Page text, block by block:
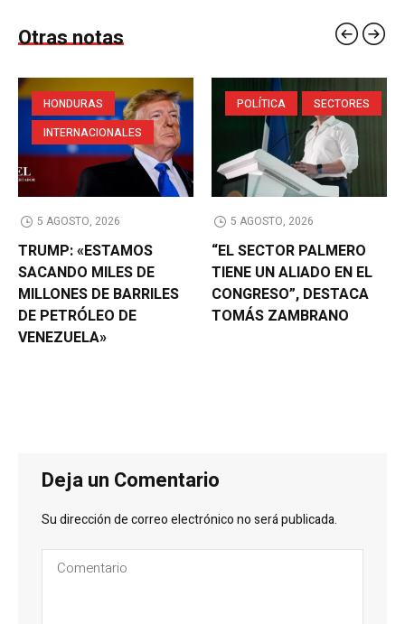
Otras notas
HONDURAS
INTERNACIONALES
5 AGOSTO, 2026
TRUMP: «ESTAMOS
SACANDO MILES DE
MILLONES DE BARRILES
DE PETRÓLEO DE
VENEZUELA»
POLÍTICA SECTORES
5 AGOSTO, 2026
“EL SECTOR PALMERO
TIENE UN ALIADO EN EL
CONGRESO”, DESTACA
TOMÁS ZAMBRANO
Deja un Comentario
Su dirección de correo electrónico no será publicada.